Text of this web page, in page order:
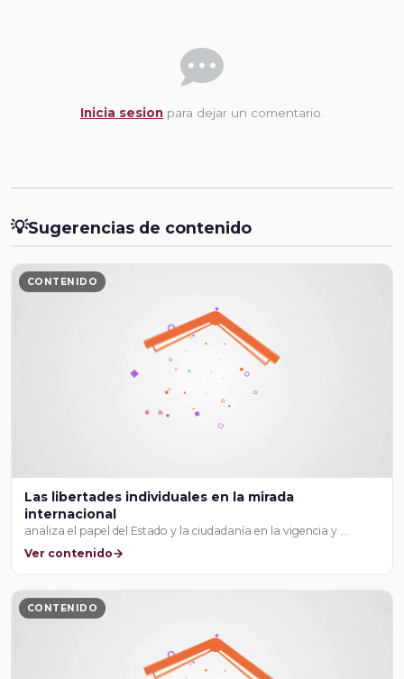
Inicia sesion para dejar un comentario.
💡Sugerencias de contenido
CONTENIDO
Las libertades individuales en la mirada
internacional
analiza el papel del Estado y la ciudadanía en la vigencia y …
Ver contenido
CONTENIDO